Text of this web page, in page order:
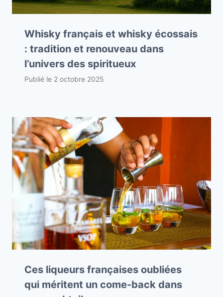
Whisky français et whisky écossais
: tradition et renouveau dans
l’univers des spiritueux
Publié le 2 octobre 2025
Ces liqueurs françaises oubliées
qui méritent un come-back dans